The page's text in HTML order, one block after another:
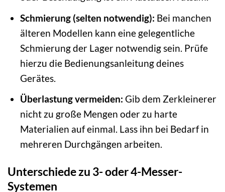
Schmierung (selten notwendig): Bei manchen
älteren Modellen kann eine gelegentliche
Schmierung der Lager notwendig sein. Prüfe
hierzu die Bedienungsanleitung deines
Gerätes.
Überlastung vermeiden: Gib dem Zerkleinerer
nicht zu große Mengen oder zu harte
Materialien auf einmal. Lass ihn bei Bedarf in
mehreren Durchgängen arbeiten.
Unterschiede zu 3- oder 4-Messer-
Systemen